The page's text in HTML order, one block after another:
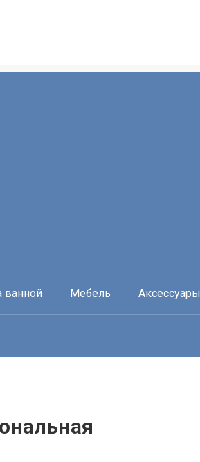
ванной Мебель Аксессуары